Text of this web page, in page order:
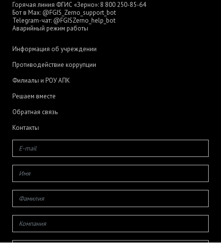
Горячая линия ФГИС «Зерно»: 8 800 250-85-64
Бот в Max: @FGIS_Zerno_support_bot
Telegram-чат: @FGISZerno_help_bot
Аварийный режим работы
Информация об учреждении
Противодействие коррупции
Филиалы и РОУ АПК
Решаем вместе
Обратная связь
Контакты